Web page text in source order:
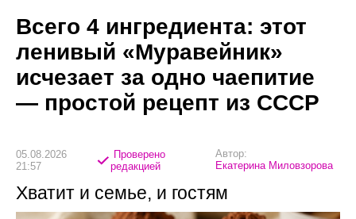
Всего 4 ингредиента: этот
ленивый «Муравейник»
исчезает за одно чаепитие
— простой рецепт из СССР
05.08.2026
21:57
Проверено
редакцией
Автор:
Екатерина Миловзорова
Хватит и семье, и гостям